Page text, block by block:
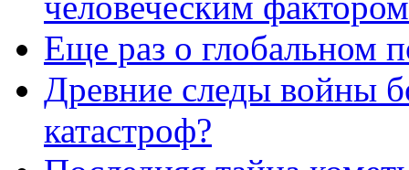
Еще раз о глобальном
Древние следы войны
катастроф?